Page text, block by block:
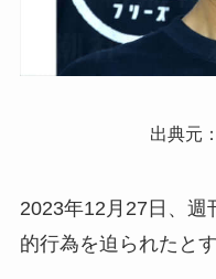
出典元
2023年12月27日、週
的行為を迫られたと